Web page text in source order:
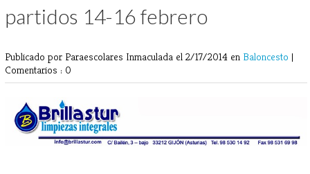
partidos 14-16 febrero
Publicado por Paraescolares Inmaculada el 2/17/2014 en Baloncesto |
Comentarios : 0